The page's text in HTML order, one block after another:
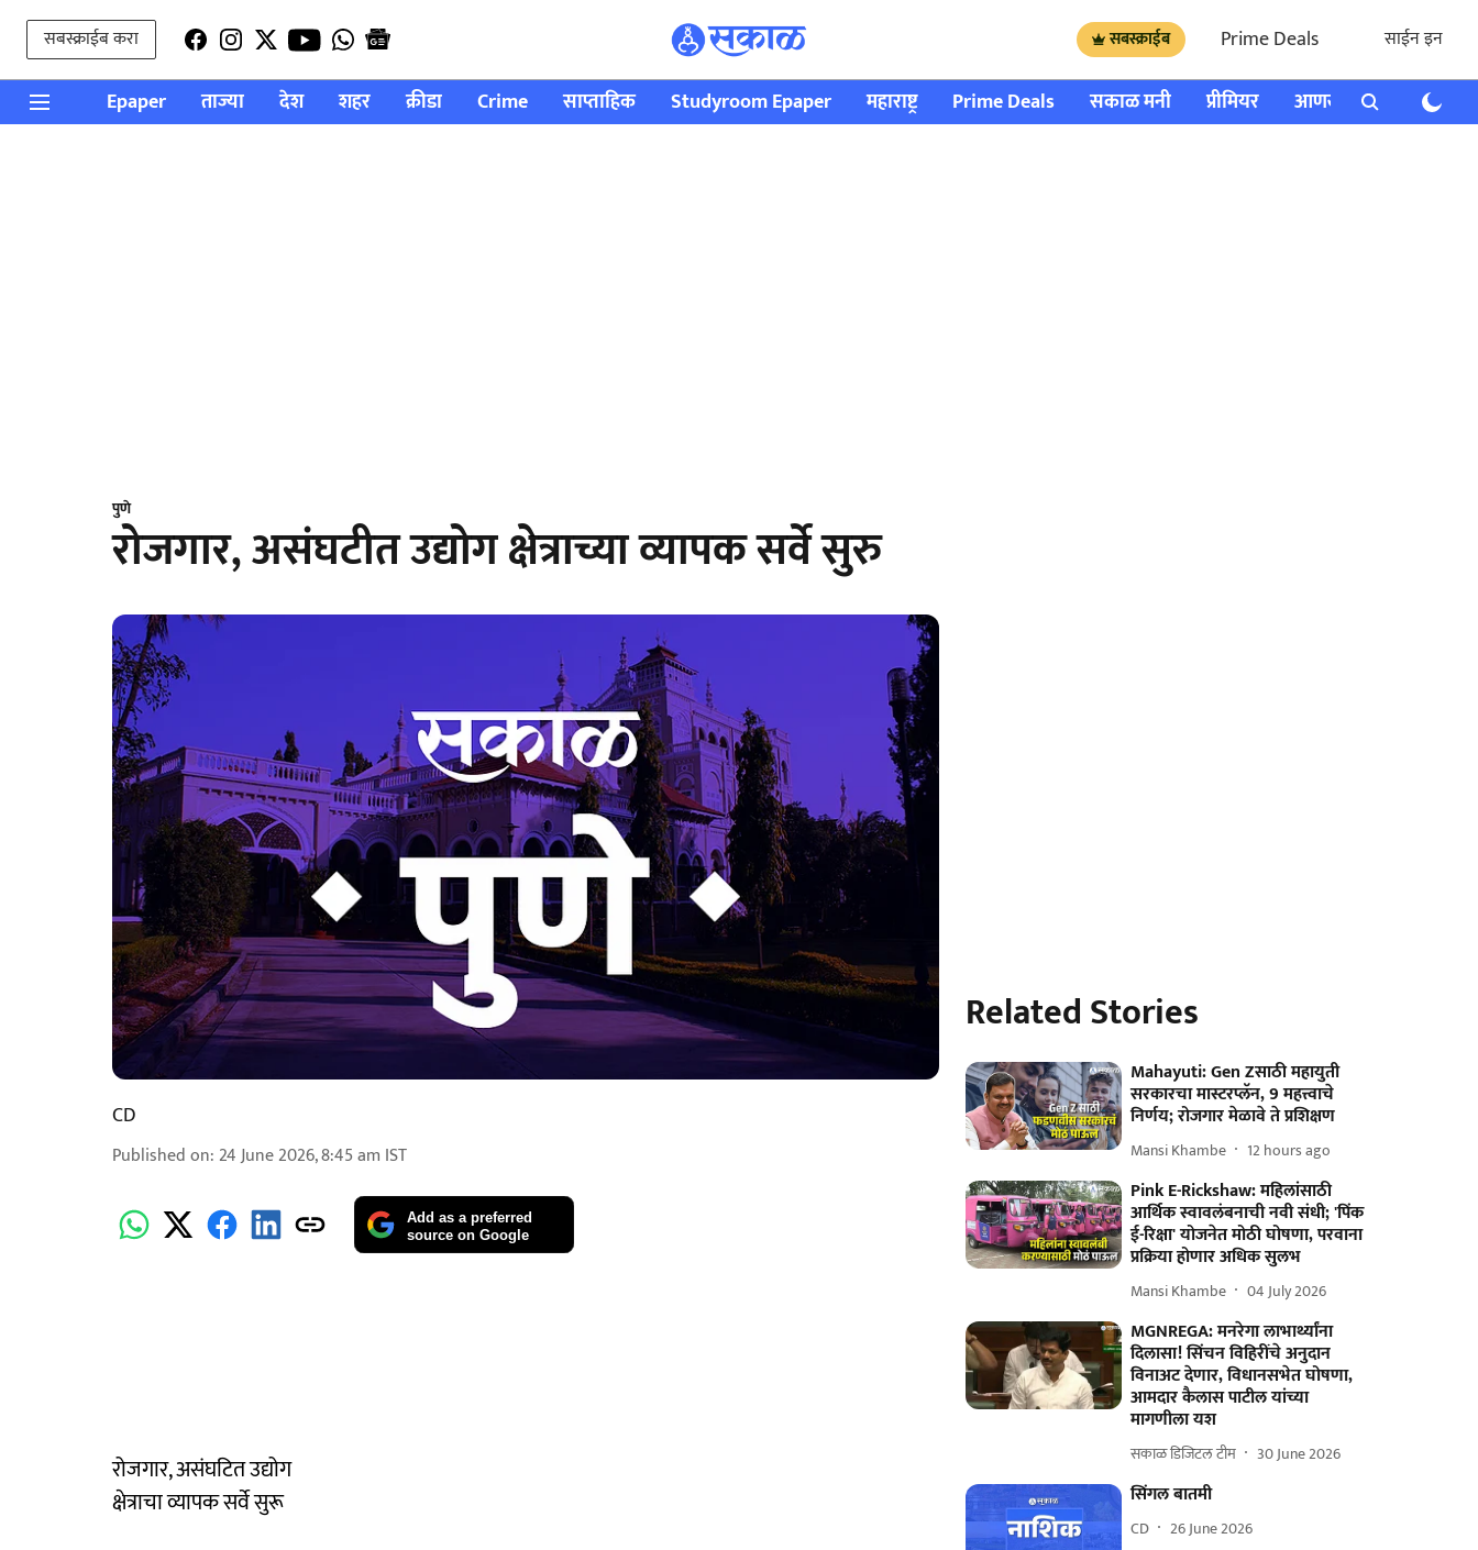
सबस्क्राईब करा सबस्क्राईब Prime Deals साईन इन
Epaper ताज्या देश शहर क्रीडा Crime साप्ताहिक Studyroom Epaper महाराष्ट्र Prime Deals सकाळ मनी प्रीमियर आणखी राशी भविष्य
पुणे
रोजगार, असंघटीत उद्योग क्षेत्राच्या व्यापक सर्वे सुरु
CD
Published on: 24 June 2026, 8:45 am IST
Add as a preferred
source on Google
रोजगार, असंघटित उद्योग
क्षेत्राचा व्यापक सर्वे सुरू
Related Stories
Mahayuti: Gen Zसाठी महायुती
सरकारचा मास्टरप्लॅन, 9 महत्त्वाचे
निर्णय; रोजगार मेळावे ते प्रशिक्षण
Mansi Khambe 12 hours ago
Pink E-Rickshaw: महिलांसाठी
आर्थिक स्वावलंबनाची नवी संधी; 'पिंक
ई-रिक्षा' योजनेत मोठी घोषणा, परवाना
प्रक्रिया होणार अधिक सुलभ
Mansi Khambe 04 July 2026
MGNREGA: मनरेगा लाभार्थ्यांना
दिलासा! सिंचन विहिरींचे अनुदान
विनाअट देणार, विधानसभेत घोषणा,
आमदार कैलास पाटील यांच्या
मागणीला यश
सकाळ डिजिटल टीम 30 June 2026
सिंगल बातमी
CD 26 June 2026